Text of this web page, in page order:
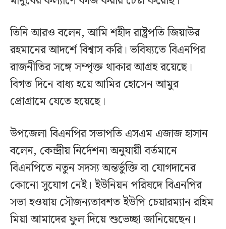
তিনি আরও বলেন, আমি শহীদ রাষ্ট্রপতি জিয়াউর
রহমানের আদর্শে বিশ্বাস করি। ভবিষ্যতে বিএনপির
রাজনীতির সঙ্গে সম্পৃক্ত থাকার আগ্রহ রয়েছে।
বিগত দিনে বাধ্য হয়ে আমির হোসেন আমুর
প্রোগ্রামে যেতে হয়েছে।
উপজেলা বিএনপির সভাপতি এসএম এজাজ হাসান
বলেন, কেন্দ্রীয় নির্দেশনা অনুযায়ী বর্তমানে
বিএনপিতে নতুন সদস্য অন্তর্ভুক্তি বা যোগদানের
কোনো সুযোগ নেই। ইউনিয়ন পরিষদে বিএনপির
সভা হওয়ায় সৌজন্যতাবশত ইউপি চেয়ারম্যান রহিম
মিয়া আমাদের ফুল দিয়ে শুভেচ্ছা জানিয়েছেন।